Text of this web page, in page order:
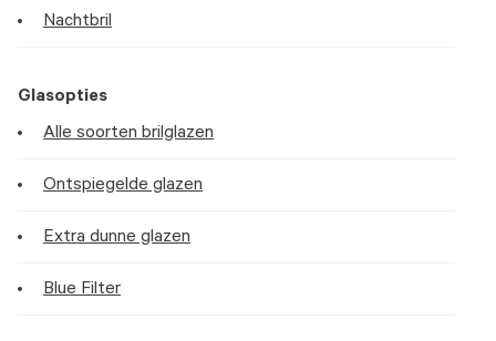
Nachtbril
Glasopties
Alle soorten brilglazen
Ontspiegelde glazen
Extra dunne glazen
Blue Filter